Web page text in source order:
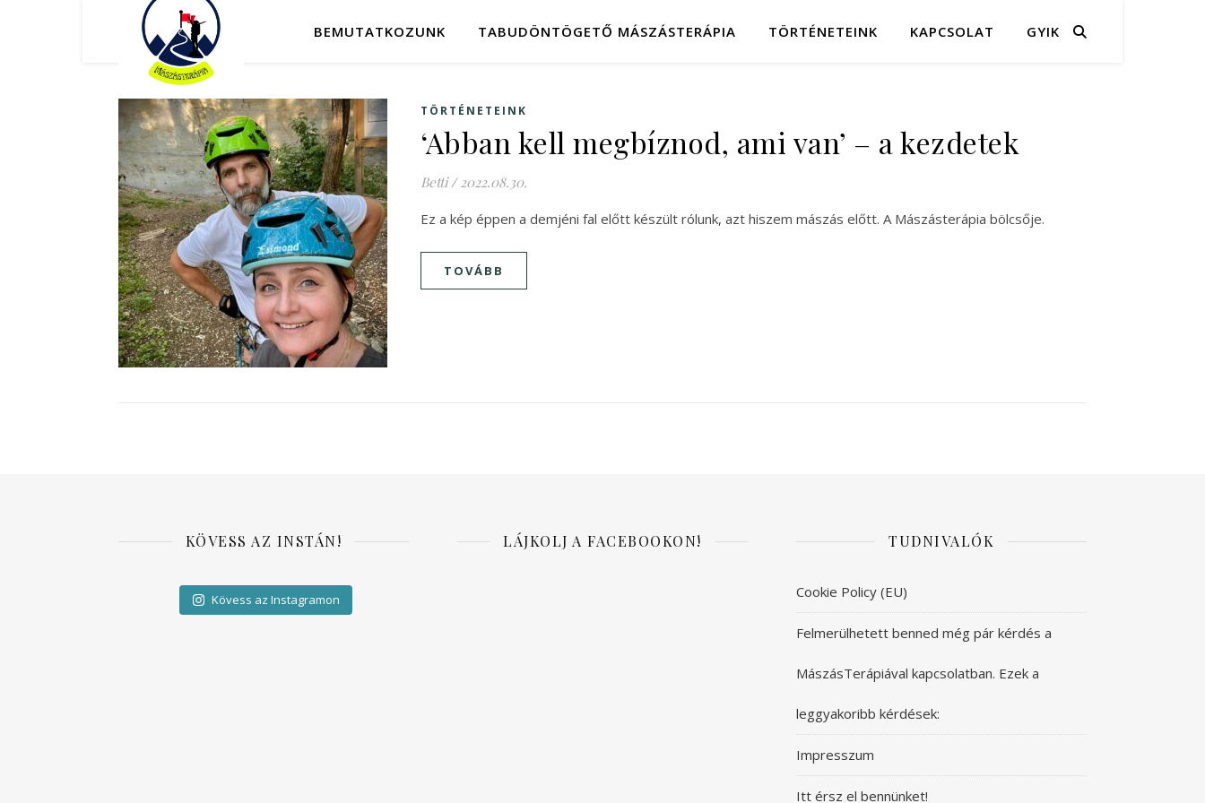
BEMUTATKOZUNK TABUDÖNTÖGETŐ MÁSZÁSTERÁPIA TÖRTÉNETEINK KAPCSOLAT GYIK
TÖRTÉNETEINK
‘Abban kell megbíznod, ami van’ – a kezdetek
Betti / 2022.08.30.
Ez a kép éppen a demjéni fal előtt készült rólunk, azt hiszem mászás előtt. A Mászásterápia bölcsője.
TOVÁBB
KÖVESS AZ INSTÁN!
Kövess az Instagramon
LÁJKOLJ A FACEBOOKON! TUDNIVALÓK
Cookie Policy (EU)
Felmerülhetett benned még pár kérdés a
MászásTerápiával kapcsolatban. Ezek a
leggyakoribb kérdések:
Impresszum
Itt érsz el bennünket!